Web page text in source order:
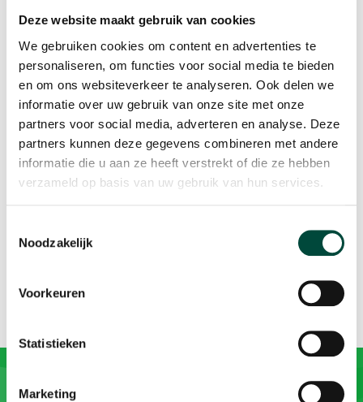
Deze website maakt gebruik van cookies
We gebruiken cookies om content en advertenties te
personaliseren, om functies voor social media te bieden
en om ons websiteverkeer te analyseren. Ook delen we
informatie over uw gebruik van onze site met onze
partners voor social media, adverteren en analyse. Deze
partners kunnen deze gegevens combineren met andere
informatie die u aan ze heeft verstrekt of die ze hebben
verzameld op basis van uw gebruik van hun services.
Noodzakelijk
Voorkeuren
Statistieken
Marketing